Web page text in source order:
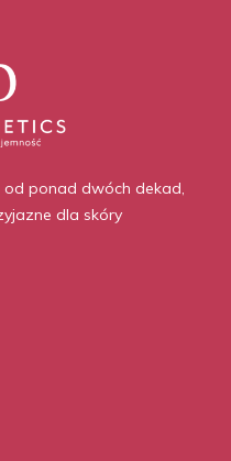
od ponad dwóch dekad,
dla skóry